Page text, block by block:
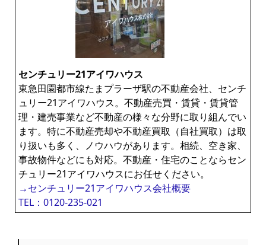
センチュリー21アイワハウス
東急田園都市線たまプラーザ駅の不動産会社、センチ
ュリー21アイワハウス。不動産売買・賃貸・賃貸管
理・建売事業など不動産の様々な分野に取り組んでい
ます。特に不動産売却や不動産買取（自社買取）は取
り扱いも多く、ノウハウがあります。相続、空き家、
事故物件などにも対応。不動産・住宅のことならセン
チュリー21アイワハウスにお任せください。
→センチュリー21アイワハウス会社概要
TEL：0120-235-021